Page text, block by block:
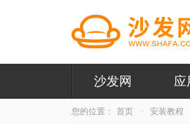
沙发网 应
您的位置： 首页 安装教程